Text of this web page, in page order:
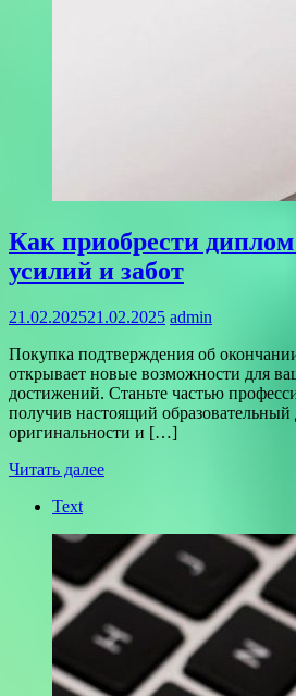
Как приобрести диплом
усилий и забот
21.02.202521.02.2025 admin
Покупка подтверждения об
открывает новые возможности для
достижений. Станьте частью
получив настоящий образовательный
оригинальности и […]
Читать далее
Text